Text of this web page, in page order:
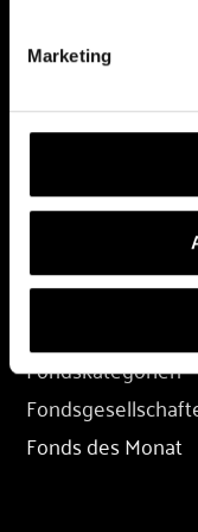
Marketing
Depot eröffnen
Depot übertragen
Konditionen
FONDS
Fondskategorien
Fonds des Monat